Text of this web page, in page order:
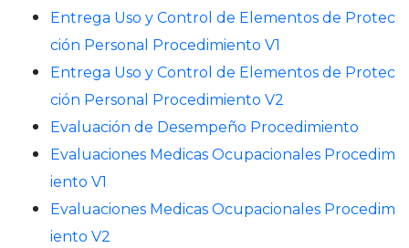
Entrega Uso y Control de Elementos de Protec
ción Personal Procedimiento V1
Entrega Uso y Control de Elementos de Protec
ción Personal Procedimiento V2
Evaluación de Desempeño Procedimiento
Evaluaciones Medicas Ocupacionales Procedim
iento V1
Evaluaciones Medicas Ocupacionales Procedim
iento V2